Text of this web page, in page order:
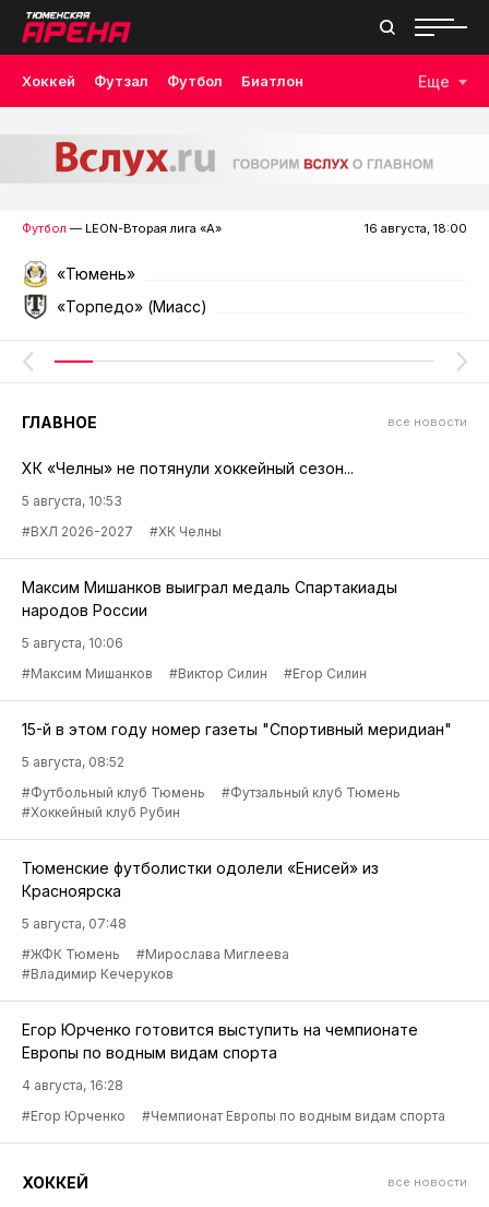
Хоккей Футзал Футбол Биатлон Еще
Футбол — LEON-Вторая лига «А» 16 августа, 18:00
«Тюмень»
«Торпедо» (Миасс)
ГЛАВНОЕ все новости
ХК «Челны» не потянули хоккейный сезон...
5 августа, 10:53
#ВХЛ 2026-2027
#ХК Челны
Максим Мишанков выиграл медаль Спартакиады
народов России
5 августа, 10:06
#Максим Мишанков
#Виктор Силин #Егор Силин
15-й в этом году номер газеты "Спортивный меридиан"
5 августа, 08:52
#Футбольный клуб Тюмень
#Футзальный клуб Тюмень
#Хоккейный клуб Рубин
Тюменские футболистки одолели «Енисей» из
Красноярска
5 августа, 07:48
#ЖФК Тюмень
#Мирослава Миглеева
#Владимир Кечеруков
Егор Юрченко готовится выступить на чемпионате
Европы по водным видам спорта
4 августа, 16:28
#Егор Юрченко
#Чемпионат Европы по водным видам спорта
ХОККЕЙ все новости